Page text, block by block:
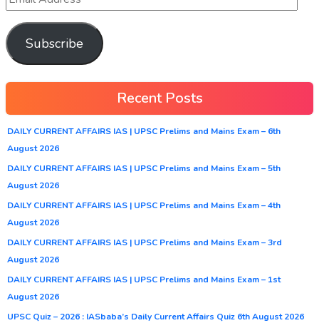
Subscribe
Recent Posts
DAILY CURRENT AFFAIRS IAS | UPSC Prelims and Mains Exam – 6th
August 2026
DAILY CURRENT AFFAIRS IAS | UPSC Prelims and Mains Exam – 5th
August 2026
DAILY CURRENT AFFAIRS IAS | UPSC Prelims and Mains Exam – 4th
August 2026
DAILY CURRENT AFFAIRS IAS | UPSC Prelims and Mains Exam – 3rd
August 2026
DAILY CURRENT AFFAIRS IAS | UPSC Prelims and Mains Exam – 1st
August 2026
UPSC Quiz – 2026 : IASbaba’s Daily Current Affairs Quiz 6th August 2026